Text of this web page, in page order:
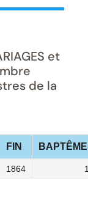
et
de la
FIN
1864